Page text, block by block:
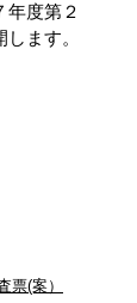
度第２
ます。
票(案）